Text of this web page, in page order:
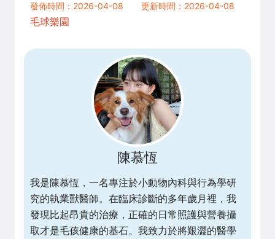
發佈時間：2026-04-08
更新時間：2026-04-08
毛球樂園
陳慕恆
我是陳慕恆，一名專注於小動物內科與行為學研
究的執業獸醫師。在臨床診斷的多年歲月裡，我
發現比起昂貴的治療，正確的日常照護與營養攝
取才是毛孩健康的基石。我致力於將艱澀的醫學